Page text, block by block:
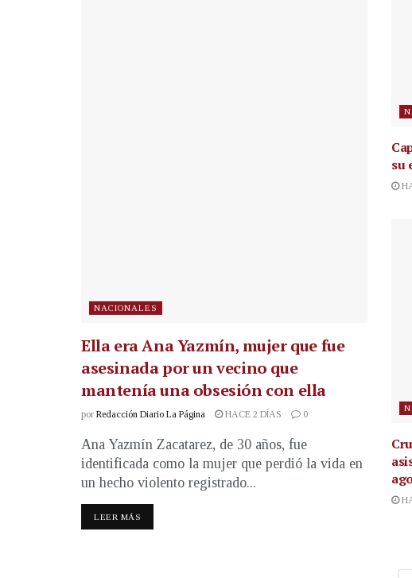
NACIONALES
Ella era Ana Yazmín, mujer que fue
asesinada por un vecino que
mantenía una obsesión con ella
por Redacción Diario La Página HACE 2 DÍAS 0
Ana Yazmín Zacatarez, de 30 años, fue
identificada como la mujer que perdió la vida en
un hecho violento registrado...
LEER MÁS
su